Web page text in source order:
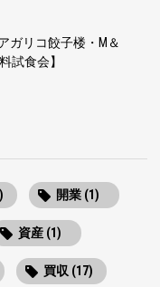
ガリコ餃子楼・M＆
試食会】
開業 (1)
資産 (1)
買収 (17)